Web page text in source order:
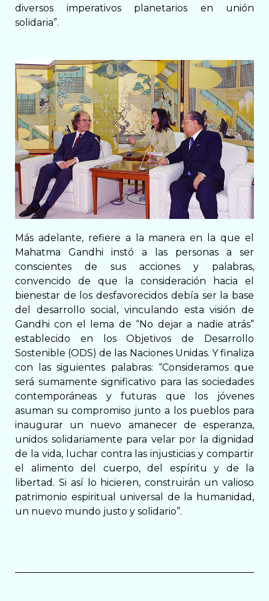
diversos imperativos planetarios en unión
solidaria”.
Más adelante, refiere a la manera en la que el
Mahatma Gandhi instó a las personas a ser
conscientes de sus acciones y palabras,
convencido de que la consideración hacia el
bienestar de los desfavorecidos debía ser la base
del desarrollo social, vinculando esta visión de
Gandhi con el lema de “No dejar a nadie atrás”
establecido en los Objetivos de Desarrollo
Sostenible (ODS) de las Naciones Unidas. Y finaliza
con las siguientes palabras: “Consideramos que
será sumamente significativo para las sociedades
contemporáneas y futuras que los jóvenes
asuman su compromiso junto a los pueblos para
inaugurar un nuevo amanecer de esperanza,
unidos solidariamente para velar por la dignidad
de la vida, luchar contra las injusticias y compartir
el alimento del cuerpo, del espíritu y de la
libertad. Si así lo hicieren, construirán un valioso
patrimonio espiritual universal de la humanidad,
un nuevo mundo justo y solidario”.